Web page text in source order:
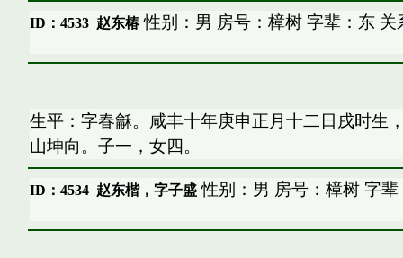
ID：4533 赵东椿性别：男 房号：樟树 字辈：东 关
生平：字春龢。咸丰十年庚申正月十二日戌时生
山坤向。子一，女四。
ID：4534 赵东楷，字子盛性别：男 房号：樟树 字辈